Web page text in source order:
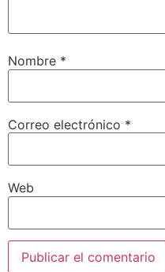
Nombre *
Correo electrónico *
Web